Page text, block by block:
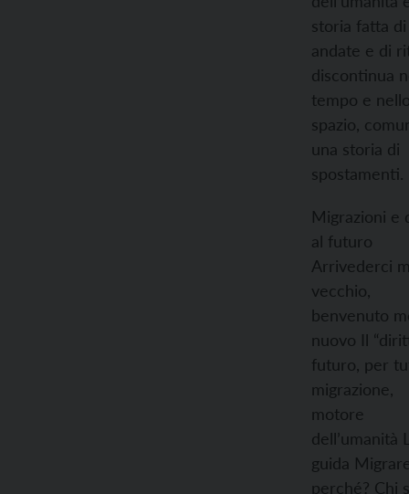
storia fatta di
andate e di
discontinua
tempo e
spazio,
una storia di
spostamenti.
Migrazioni e
al futuro
Arrivederci
vecchio,
benvenuto
nuovo Il
futuro, per
migrazione,
motore
dell’umanità
guida
perché? Chi